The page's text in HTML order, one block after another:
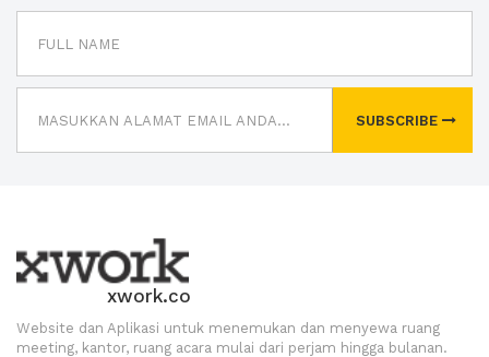
SUBSCRIBE
xwork.co
Website dan Aplikasi untuk menemukan dan menyewa ruang
meeting, kantor, ruang acara mulai dari perjam hingga bulanan.